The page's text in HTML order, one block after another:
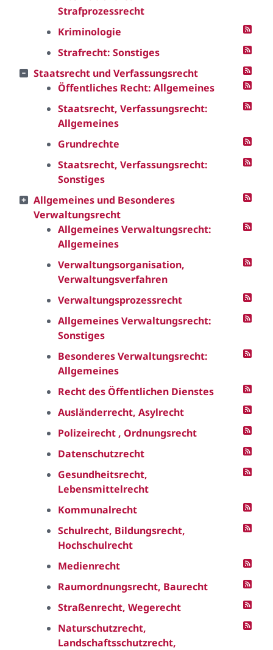
Strafprozessrecht
Kriminologie
Strafrecht: Sonstiges
Staatsrecht und Verfassungsrecht
Öffentliches Recht: Allgemeines
Staatsrecht, Verfassungsrecht:
Allgemeines
Grundrechte
Staatsrecht, Verfassungsrecht:
Sonstiges
Allgemeines und Besonderes
Verwaltungsrecht
Allgemeines Verwaltungsrecht:
Allgemeines
Verwaltungsorganisation,
Verwaltungsverfahren
Verwaltungsprozessrecht
Allgemeines Verwaltungsrecht:
Sonstiges
Besonderes Verwaltungsrecht:
Allgemeines
Recht des Öffentlichen Dienstes
Ausländerrecht, Asylrecht
Polizeirecht , Ordnungsrecht
Datenschutzrecht
Gesundheitsrecht,
Lebensmittelrecht
Kommunalrecht
Schulrecht, Bildungsrecht,
Hochschulrecht
Medienrecht
Raumordnungsrecht, Baurecht
Straßenrecht, Wegerecht
Naturschutzrecht,
Landschaftsschutzrecht,